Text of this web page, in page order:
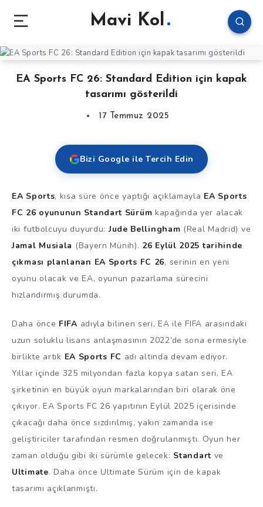
Mavi Kol
EA Sports FC 26: Standard Edition için kapak
tasarımı gösterildi
17 Temmuz 2025
Bizi Google ile Tercih Edin
EA Sports, kısa süre önce yaptığı açıklamayla EA Sports
FC 26 oyununun Standart Sürüm kapağında yer alacak
iki futbolcuyu duyurdu:Jude Bellingham (Real Madrid) ve
Jamal Musiala (Bayern Münih). 26 Eylül 2025 tarihinde
çıkması planlanan EA Sports FC 26, serinin en yeni
oyunu olacak ve EA, oyunun pazarlama sürecini
hızlandırmış durumda.
Daha önce FIFA adıyla bilinen seri, EA ile FIFA arasındaki
uzun soluklu lisans anlaşmasının 2022’de sona ermesiyle
birlikte artık EA Sports FC adı altında devam ediyor.
Yıllar içinde 325 milyondan fazla kopya satan seri, EA
şirketinin en büyük oyun markalarından biri olarak öne
çıkıyor. EA Sports FC 26 yapıtının Eylül 2025 içerisinde
çıkacağı daha önce sızdırılmış, yakın zamanda ise
geliştiriciler tarafından resmen doğrulanmıştı. Oyun her
zaman olduğu gibi iki sürümle gelecek: Standart ve
Ultimate. Daha önce Ultimate Sürüm için de kapak
tasarımı açıklanmıştı.